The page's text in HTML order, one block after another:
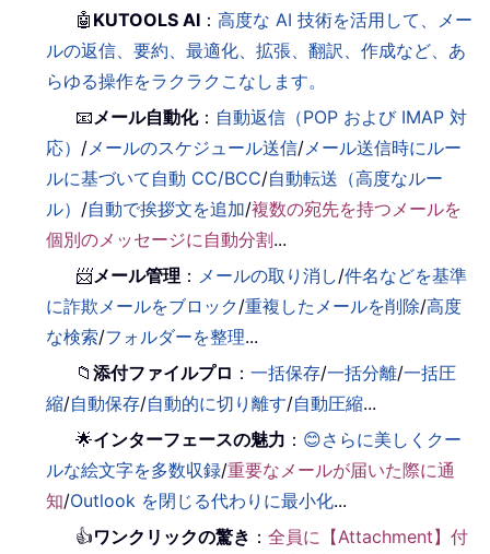
🤖 KUTOOLS AI ：高度な AI 技術を活用して、メー
ルの返信、要約、最適化、拡張、翻訳、作成など、あ
らゆる操作をラクラクこなします。
📧 メール自動化： 自動返信（POP および IMAP 対
応） / メールのスケジュール送信/ メール送信時にルー
ルに基づいて自動 CC/BCC/自動転送（高度なルー
ル） /自動で挨拶文を追加/複数の宛先を持つメールを
個別のメッセージに自動分割...
📨メール管理 ： メールの取り消し/件名などを基準
に詐欺メールをブロック/重複したメールを削除/高度
な検索/フォルダーを整理...
📁添付ファイルプロ ：一括保存/一括分離/一括圧
縮/自動保存/自動的に切り離す/自動圧縮...
🌟インターフェースの魅力 ： 😊さらに美しくクー
ルな絵文字を多数収録/重要なメールが届いた際に通
知/Outlook を閉じる代わりに最小化...
👍ワンクリックの驚き ：全員に【Attachment】付